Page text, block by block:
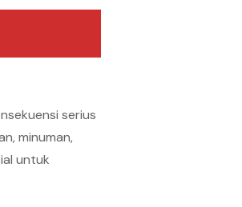
serius
minuman,
untuk